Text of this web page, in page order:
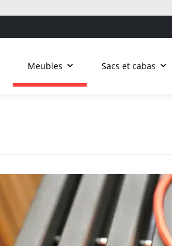
Meubles Sacs et cabas